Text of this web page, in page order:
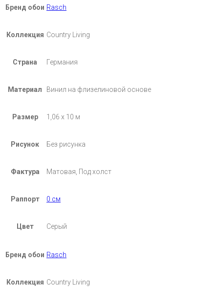
Бренд обои Rasch
Коллекция Country Living
Страна Германия
Материал Винил на флизелиновой основе
Размер 1,06 х 10 м
Рисунок Без рисунка
Фактура Матовая, Под холст
Раппорт 0 см
Цвет Серый
Бренд обои Rasch
Коллекция Country Living